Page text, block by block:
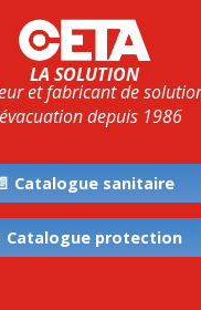
LA SOLUTION
et fabricant de
depuis 1986
Catalogue sanitaire
Catalogue protection